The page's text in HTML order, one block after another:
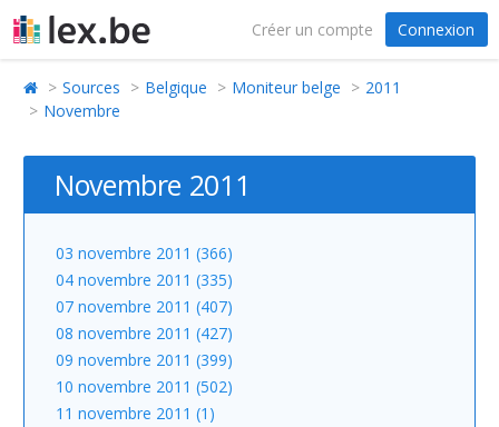
Créer un compte Connexion
Sources Belgique Moniteur belge
2011
Novembre
Novembre 2011
03 novembre 2011 (366)
04 novembre 2011 (335)
07 novembre 2011 (407)
08 novembre 2011 (427)
09 novembre 2011 (399)
10 novembre 2011 (502)
11 novembre 2011 (1)